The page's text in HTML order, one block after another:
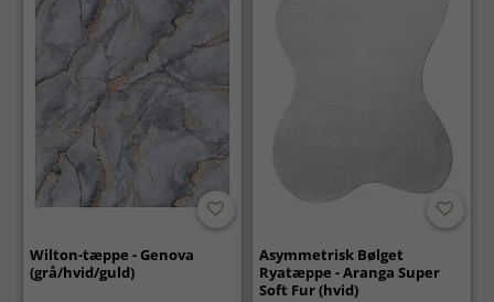
Wilton-tæppe - Genova
(grå/hvid/guld)
Asymmetrisk Bølget
Ryatæppe - Aranga Super
Soft Fur (hvid)